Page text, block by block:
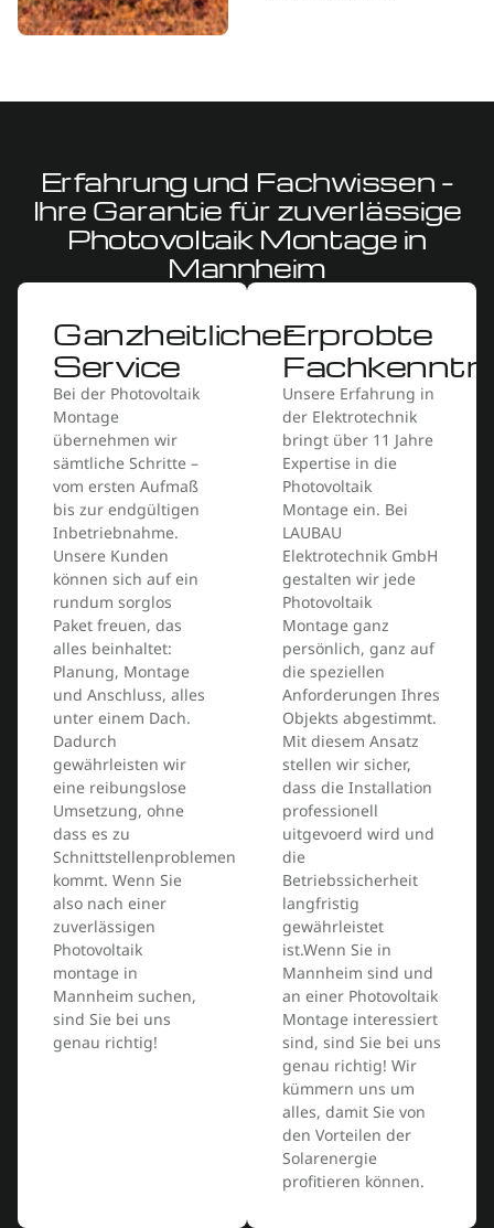
Erfahrung und Fachwissen –
Ihre Garantie für zuverlässige
Photovoltaik Montage in
Mannheim
Erprobte
Unsere Erfahrung in
der Elektrotechnik
bringt über 11 Jahre
Expertise in die
Photovoltaik
Montage ein. Bei
LAUBAU
Elektrotechnik GmbH
gestalten wir jede
Photovoltaik
Montage ganz
persönlich, ganz auf
die speziellen
Anforderungen Ihres
Objekts abgestimmt.
Mit diesem Ansatz
stellen wir sicher,
dass die Installation
professionell
uitgevoerd wird und
die
Betriebssicherheit
langfristig
gewährleistet
ist.Wenn Sie in
Mannheim sind und
an einer Photovoltaik
Montage interessiert
sind, sind Sie bei uns
genau richtig! Wir
kümmern uns um
alles, damit Sie von
den Vorteilen der
Solarenergie
profitieren können.
Ganzheitlicher
Service
Bei der Photovoltaik
Montage
übernehmen wir
sämtliche Schritte –
vom ersten Aufmaß
bis zur endgültigen
Inbetriebnahme.
Unsere Kunden
können sich auf ein
rundum sorglos
Paket freuen, das
alles beinhaltet:
Planung, Montage
und Anschluss, alles
unter einem Dach.
Dadurch
gewährleisten wir
eine reibungslose
Umsetzung, ohne
dass es zu
Schnittstellenproblemen
kommt. Wenn Sie
also nach einer
zuverlässigen
Photovoltaik
montage in
Mannheim suchen,
sind Sie bei uns
genau richtig!